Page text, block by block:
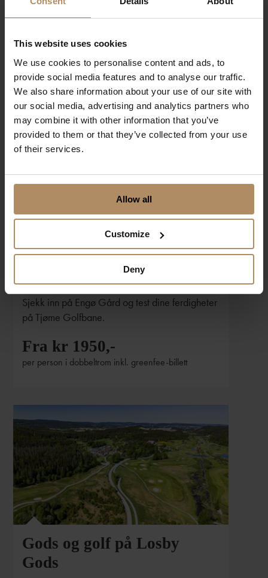
This website uses cookies
We use cookies to personalise content and ads, to
provide social media features and to analyse our traffic.
We also share information about your use of our site with
our social media, advertising and analytics partners who
may combine it with other information that you’ve
provided to them or that they’ve collected from your use
of their services.
Allow all
Customize
Deny
førsteklasses hotellopphold på Grand Hotell
Fra kr 1945,-
per person i dobbeltrom inkl. greenfee-billett og 3-
retters middag
Golfopplevelse på Engø
Gård
Sjekk inn på Engø Gård og test dine ferdigheter
på Tjøme Golfbane.
Fra kr 1950,-
per person i dobbeltrom inkl. greenfee-billett
Gods og golf på Losby
Gods